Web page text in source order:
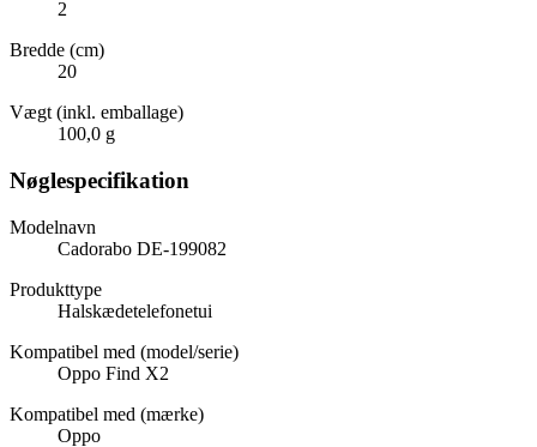
2
Bredde (cm)
20
Vægt (inkl. emballage)
100,0 g
Nøglespecifikation
Modelnavn
Cadorabo DE-199082
Produkttype
Halskædetelefonetui
Kompatibel med (model/serie)
Oppo Find X2
Kompatibel med (mærke)
Oppo